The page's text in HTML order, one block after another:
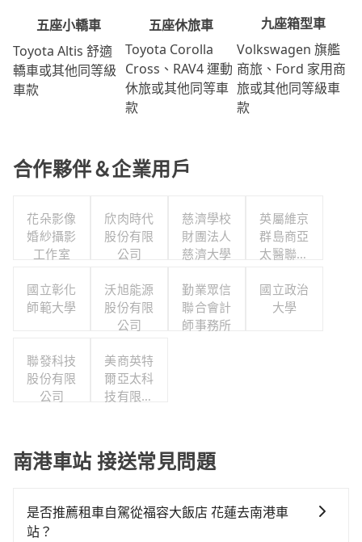
五座小轎車
Toyota Altis 舒適
轎車或其他同等級
車款
五座休旅車
Toyota Corolla
Cross、RAV4 運動
休旅或其他同等車
款
九座箱型車
Volkswagen 旗艦
商旅、Ford 家用商
旅或其他同等級車
款
合作夥伴＆企業用戶
花朵影像
婚紗攝影
工作室
欣肉時代
股份有限
公司
慈濟學校
財團法人
慈濟大學
英屬維京
群島商亞
太醫聯股
司台灣分
公司
國立彰化
師範大學
沃旭能源
股份有限
公司
勤業眾信
聯合會計
師事務所
國立政治
大學
聯發科技
股份有限
公司
美商英特
爾亞太科
技有限公
南港車站 接送常見問題
是否推薦租車自駕從福容大飯店 花蓮去南港車
站？